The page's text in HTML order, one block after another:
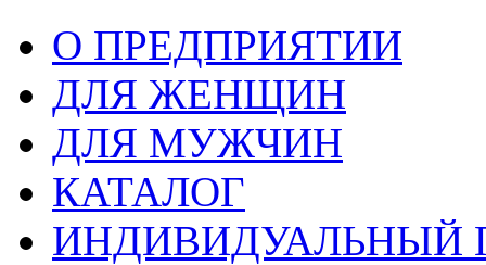
О ПРЕДПРИЯТИИ
ДЛЯ ЖЕНЩИН
ДЛЯ МУЖЧИН
КАТАЛОГ
ИНДИВИДУАЛЬНЫЙ